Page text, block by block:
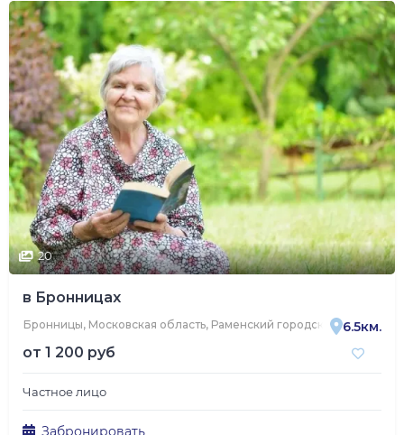
20
в Бронницах
Бронницы, Московская область, Раменский городской округ,
6.5км.
от 1 200 руб
Частное лицо
Забронировать